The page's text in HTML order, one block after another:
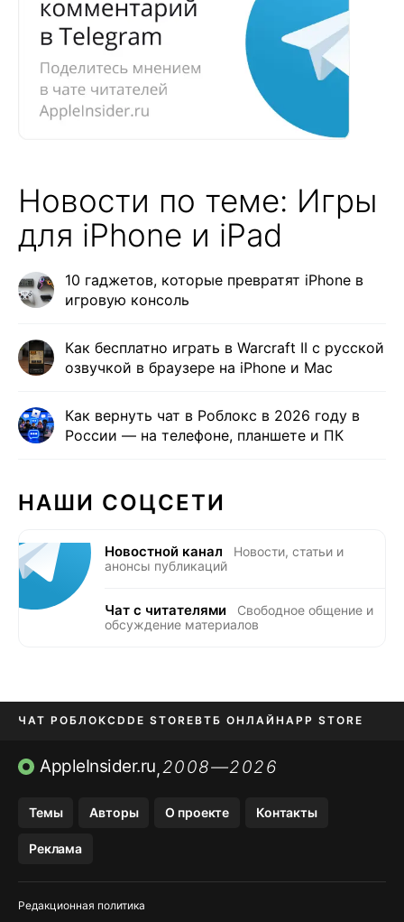
Новости по теме: Игры
для iPhone и iPad
10 гаджетов, которые превратят iPhone в
игровую консоль
Как бесплатно играть в Warcraft II с русской
озвучкой в браузере на iPhone и Mac
Как вернуть чат в Роблокс в 2026 году в
России — на телефоне, планшете и ПК
НАШИ СОЦСЕТИ
Новостной канал
Новости, статьи и
анонсы публикаций
Чат с читателями
Свободное общение и
обсуждение материалов
ЧАТ РОБЛОКСDDE STOREВТБ ОНЛАЙН APP STORE
OZON БАНК KAKAOTALK И BIP
AppleInsider.ru,2008—2026
Темы Авторы О проекте Контакты
Реклама
Редакционная политика